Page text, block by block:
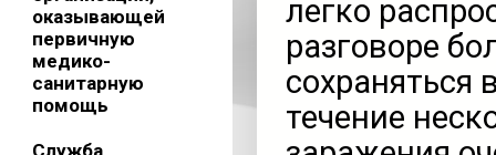
оказывающей
первичную
медико-
санитарную
помощь
Служба
легко
разговоре
сохраняться
течение